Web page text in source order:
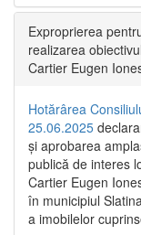
Exproprierea
realizarea
Cartier Eugen
Hotărârea
25.06.2025
și aprobarea
publică de interes
Cartier Eugen
în municipiul
a imobilelor